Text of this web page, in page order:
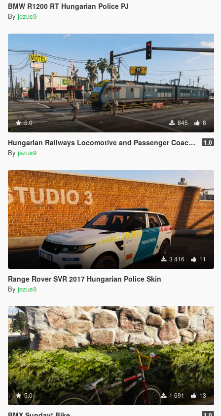
BMW R1200 RT Hungarian Police PJ
By jezus9
5.0 845 8
Hungarian Railways Locomotive and Passenger Coaches 1.0
By jezus9
3 416 11
Range Rover SVR 2017 Hungarian Police Skin
By jezus9
5.0 1 691 13